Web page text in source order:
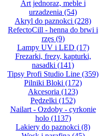
Art jednoraz, meble i
urzadzenia (54)
Akryl do paznokci (228)
RefectoCill - henna do brwi i
rzęs(9)
Lampy UV i LED (17)
Frezarki, frezy, kapturki,
nasadki (141)
Tipsy Profi Studio Line (359)
Pilniki Bloki (172)
Akcesoria (123)
Pędzelki (152)
Nailart - Ozdoby - cyrkonie
holo(1137)
Lakiery do paznokci (8)